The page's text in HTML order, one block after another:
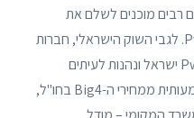
רבים מוכנים לשלם את
הפרמיה עבור הביטחון בשירות PwC. לגבי השוק הישראלי, חברות
ישראליות גדולות מתקשרות עם PwC ישראל ונהנות לעיתים
ממחירי שעה מקומיים נמוכים משמעותית ממחירי ה-Big4 בחו"ל,